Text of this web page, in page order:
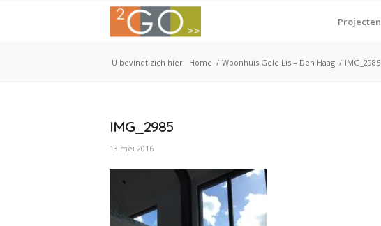
Projecten
U bevindt zich hier: Home / Woonhuis Gele Lis – Den Haag / IMG_2985
IMG_2985
13 mei 2016